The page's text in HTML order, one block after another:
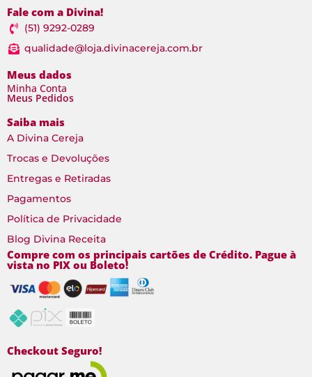
Fale com a Divina!
(51) 9292-0289
qualidade@loja.divinacereja.com.br
Meus dados
Minha Conta
Meus Pedidos
Saiba mais
A Divina Cereja
Trocas e Devoluções
Entregas e Retiradas
Pagamentos
Política de Privacidade
Blog Divina Receita
Compre com os principais cartões de Crédito. Pague à
vista no PIX ou Boleto!
Checkout Seguro!